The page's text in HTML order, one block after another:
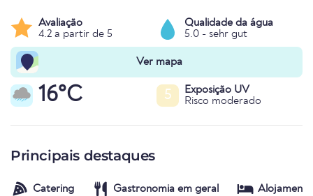
Avaliação
4.2 a partir de 5
Qualidade da água
5.0 - sehr gut
Ver mapa
16°C 5
Exposição UV
Risco moderado
Principais destaques
Catering Gastronomia em geral Alojamento